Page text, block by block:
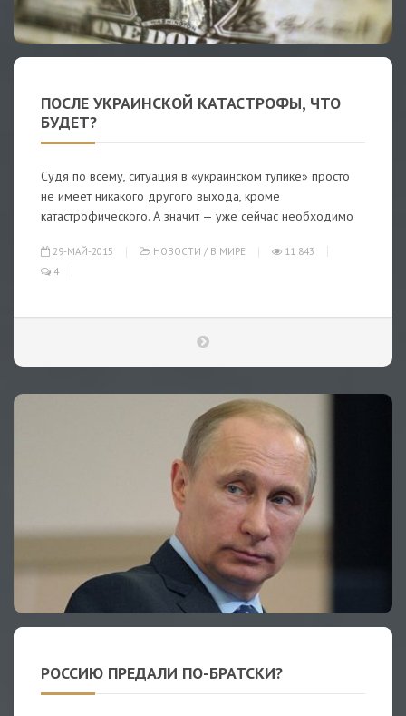
ПОСЛЕ УКРАИНСКОЙ КАТАСТРОФЫ, ЧТО
БУДЕТ?
Судя по всему, ситуация в «украинском тупике» просто
не имеет никакого другого выхода, кроме
катастрофического. А значит — уже сейчас необходимо
29-МАЙ-2015 НОВОСТИ / В МИРЕ
11 843
4
РОССИЮ ПРЕДАЛИ ПО-БРАТСКИ?